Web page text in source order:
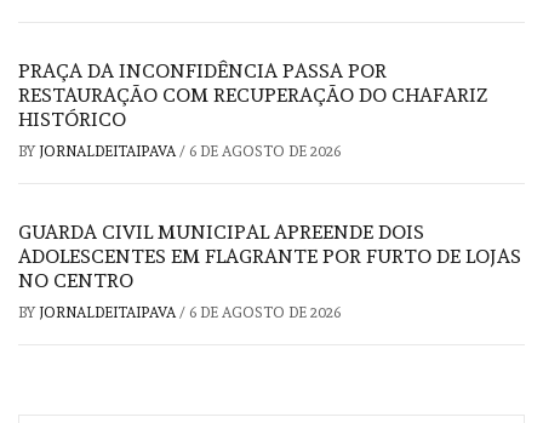
PRAÇA DA INCONFIDÊNCIA PASSA POR
RESTAURAÇÃO COM RECUPERAÇÃO DO CHAFARIZ
HISTÓRICO
BY JORNALDEITAIPAVA/ 6 DE AGOSTO DE 2026
GUARDA CIVIL MUNICIPAL APREENDE DOIS
ADOLESCENTES EM FLAGRANTE POR FURTO DE LOJAS
NO CENTRO
BY JORNALDEITAIPAVA/ 6 DE AGOSTO DE 2026